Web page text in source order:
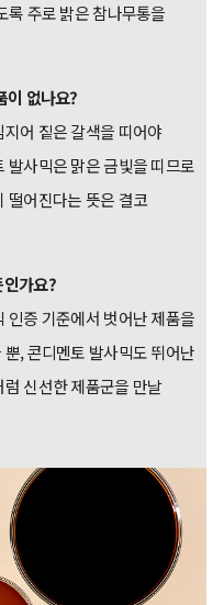
록 주로 밝은 참나무통을
이 없나요?
어 짙은 갈색을 띠어야
발사믹은 맑은 금빛을 띠므로
떨어진다는 뜻은 결코
가요?
인증 기준에서 벗어난 제품을
, 콘디멘토 발사믹도 뛰어난
신선한 제품군을 만날